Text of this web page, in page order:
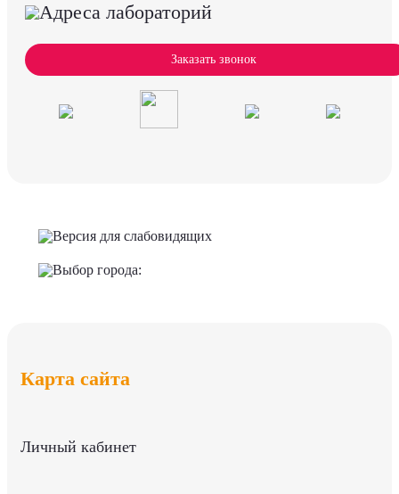
Адреса лабораторий
Заказать звонок
Версия для слабовидящих
Выбор города:
Карта сайта
Личный кабинет